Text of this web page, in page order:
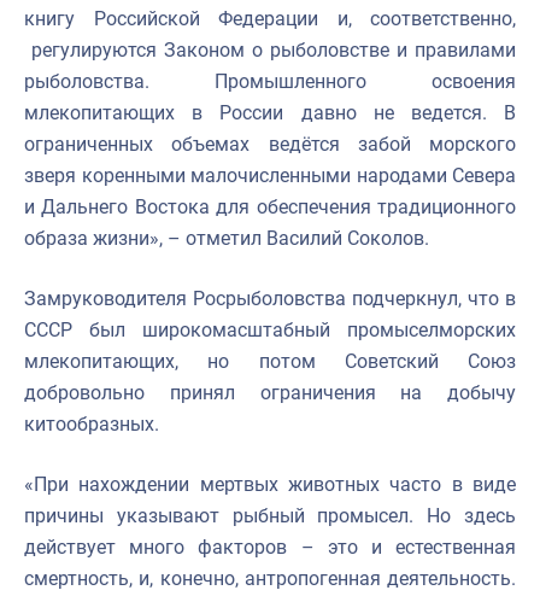
книгу Российской Федерации и, соответственно,
регулируются Законом о рыболовстве и правилами
рыболовства. Промышленного освоения
млекопитающих в России давно не ведется. В
ограниченных объемах ведётся забой морского
зверя коренными малочисленными народами Севера
и Дальнего Востока для обеспечения традиционного
образа жизни», – отметил Василий Соколов.
Замруководителя Росрыболовства подчеркнул, что в
СССР был широкомасштабный промыселморских
млекопитающих, но потом Советский Союз
добровольно принял ограничения на добычу
китообразных.
«При нахождении мертвых животных часто в виде
причины указывают рыбный промысел. Но здесь
действует много факторов – это и естественная
смертность, и, конечно, антропогенная деятельность.